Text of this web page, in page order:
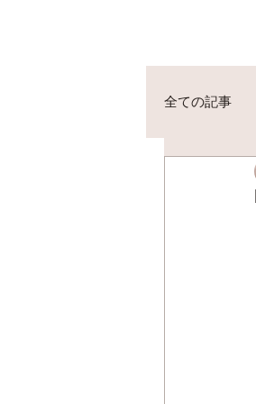
全ての記事